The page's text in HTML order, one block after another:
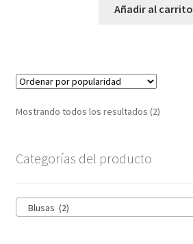
Añadir al carrito
Mostrando todos los resultados (2)
Categorías del producto
Blusas (2)